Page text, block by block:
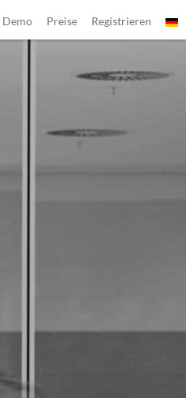
Registrieren
Preise
Demo